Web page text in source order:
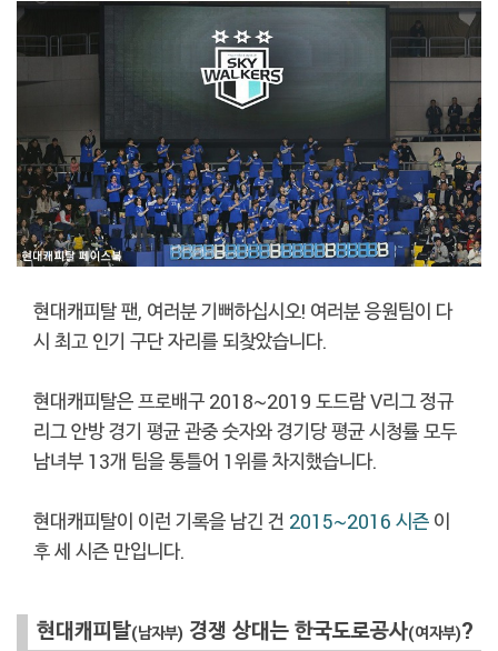
현대캐피탈 팬, 여러분 기뻐하십시오! 여러분 응원팀이 다
시 최고 인기 구단 자리를 되찾았습니다.
현대캐피탈은 프로배구 2018~2019 도드람 V리그 정규
리그 안방 경기 평균 관중 숫자와 경기당 평균 시청률 모두
남녀부 13개 팀을 통틀어 1위를 차지했습니다.
현대캐피탈이 이런 기록을 남긴 건 2015~2016 시즌 이
후 세 시즌 만입니다.
현대캐피탈(남자부) 경쟁 상대는 한국도로공사(여자부)?